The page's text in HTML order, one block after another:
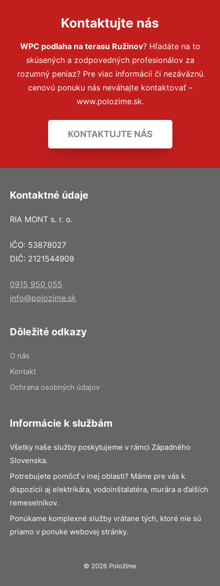
Kontaktujte nás
WPC podlaha na terasu Ružinov? Hľadáte na to
skúsených a zodpovedných profesionálov za
rozumný peniaz? Pre viac informácií či nezáväznú
cenovú ponuku nás neváhajte kontaktovať –
www.polozime.sk.
KONTAKTUJTE NÁS
Kontaktné údaje
RIA MONT s. r. o.
IČO: 53878027
DIČ: 2121544909
0915 950 055
info@polozime.sk
Dôležité odkazy
O nás
Kontakt
Ochrana osobných údajov
Informácie k službám
Všetky naše služby poskytujeme v rámci Západného
Slovenska.
Potrebujete pomôcť v inej oblasti? Máme pre vás k
dispozícii aj elektrikára, vodoinštalatéra, murára a ďalších
remeselníkov.
Ponúkame komplexné služby vrátane tých, ktoré nie sú
priamo v ponuke webovej stránky.
© 2026 Položíme